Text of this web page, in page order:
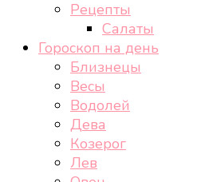
Рецепты
Салаты
Гороскоп на день
Близнецы
Весы
Водолей
Дева
Козерог
Лев